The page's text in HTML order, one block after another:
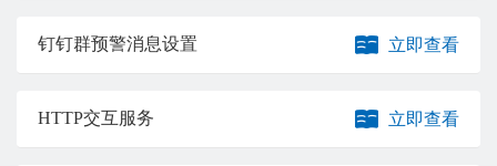
钉钉群预警消息设置 立即查看
HTTP交互服务 立即查看